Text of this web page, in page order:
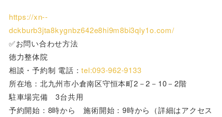
https://xn--
dckburb3jta8kygnbz642e8hi9m8bi3qly1o.com/
✅お問い合わせ方法
徳力整体院
相談・予約制 電話：tel:093-962-9133
所在地：北九州市小倉南区守恒本町2－2－10－2階
駐車場完備 3台共用
予約開始：8時から 施術開始：9時から（詳細はアクセス